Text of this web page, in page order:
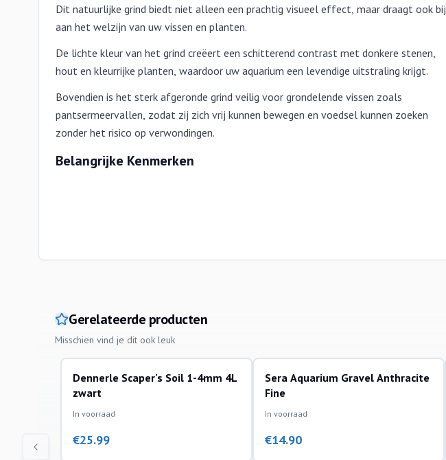
Dit natuurlijke grind biedt niet alleen een prachtig visueel effect, maar draagt ook bij
aan het welzijn van uw vissen en planten.
De lichte kleur van het grind creëert een schitterend contrast met donkere stenen,
hout en kleurrijke planten, waardoor uw aquarium een levendige uitstraling krijgt.
Bovendien is het sterk afgeronde grind veilig voor grondelende vissen zoals
pantsermeervallen, zodat zij zich vrij kunnen bewegen en voedsel kunnen zoeken
zonder het risico op verwondingen.
Belangrijke Kenmerken
Gerelateerde producten
Misschien vind je dit ook leuk
bodemmaterialen
Dennerle Scaper's Soil 1-4mm 4L
zwart
In voorraad
€25.99
bodemmaterialen
Sera Aquarium Gravel Anthracite
Fine
In voorraad
€14.90